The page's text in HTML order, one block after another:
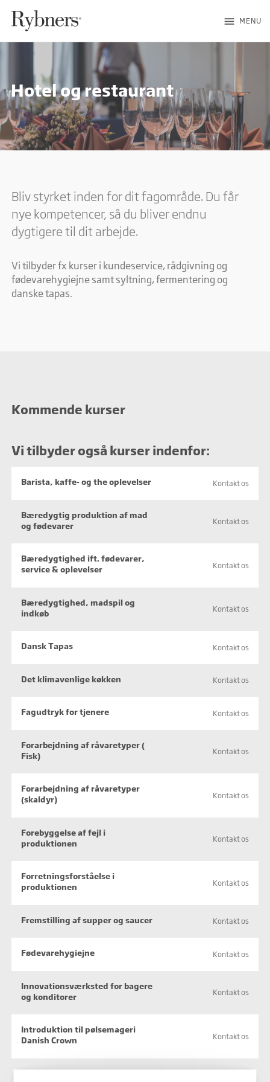
menu MENU
Hotel og restaurant
Bliv styrket inden for dit fagområde. Du får
nye kompetencer, så du bliver endnu
dygtigere til dit arbejde.
Vi tilbyder fx kurser i kundeservice, rådgivning og
fødevarehygiejne samt syltning, fermentering og
danske tapas.
Kommende kurser
Vi tilbyder også kurser indenfor:
Barista, kaffe- og the oplevelser Kontakt os
Bæredygtig produktion af mad
og fødevarer
Kontakt os
Bæredygtighed ift. fødevarer,
service & oplevelser
Kontakt os
Bæredygtighed, madspil og
indkøb
Kontakt os
Dansk Tapas Kontakt os
Det klimavenlige køkken Kontakt os
Fagudtryk for tjenere Kontakt os
Forarbejdning af råvaretyper (
Fisk)
Kontakt os
Forarbejdning af råvaretyper
(skaldyr)
Kontakt os
Forebyggelse af fejl i
produktionen
Kontakt os
Forretningsforståelse i
produktionen
Kontakt os
Fremstilling af supper og saucer Kontakt os
Fødevarehygiejne Kontakt os
Innovationsværksted for bagere
og konditorer
Kontakt os
Introduktion til pølsemageri
Danish Crown
Kontakt os